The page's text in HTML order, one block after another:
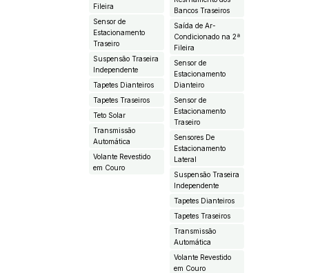
Fileira
Sensor de
Estacionamento
Traseiro
Suspensão Traseira
Independente
Tapetes Dianteiros
Tapetes Traseiros
Teto Solar
Transmissão
Automática
Volante Revestido
em Couro
Bancos Traseiros
Saída de Ar-
Condicionado na 2ª
Fileira
Sensor de
Estacionamento
Dianteiro
Sensor de
Estacionamento
Traseiro
Sensores De
Estacionamento
Lateral
Suspensão Traseira
Independente
Tapetes Dianteiros
Tapetes Traseiros
Transmissão
Automática
Volante Revestido
em Couro